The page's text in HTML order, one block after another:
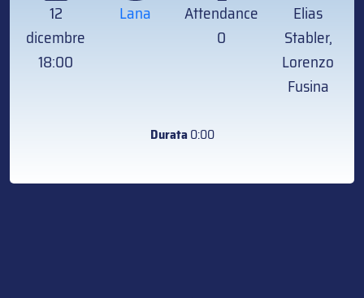
12
dicembre
18:00
Lana
Attendance
0
Elias
Stabler,
Lorenzo
Fusina
Durata0:00